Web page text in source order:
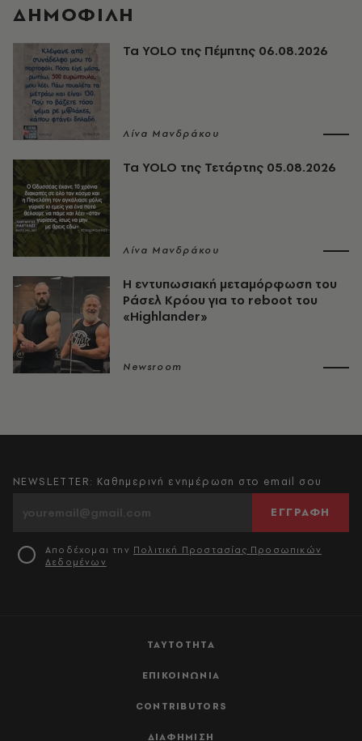
ΔΗΜΟΦΙΛΗ
Τα YOLO της Πέμπτης 06.08.2026
Λίνα Μανδράκου
Τα YOLO της Τετάρτης 05.08.2026
Λίνα Μανδράκου
Η εντυπωσιακή μεταμόρφωση του
Ράσελ Κρόου για το reboot του
«Highlander»
Newsroom
ΤΑΥΤΟΤΗΤΑ
ΕΠΙΚΟΙΝΩΝΙΑ
CONTRIBUTORS
ΔΙΑΦΗΜΙΣΗ
NEWSLETTER: Καθημερινή ενημέρωση στο email σου
ΕΓΓΡΑΦΗ
Αποδέχομαι την Πολιτική Προστασίας Προσωπικών
Δεδομένων